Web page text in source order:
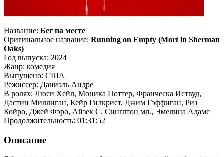
Название: Бег на месте
Оригинальное название: Running on Empty (Mort in Sherman
Oaks)
Год выпуска: 2024
Жанр: комедия
Выпущено: США
Режиссер: Даниэль Андре
В ролях: Люси Хейл, Моника Поттер, Франческа Иствуд,
Дастин Миллиган, Кейр Гилкрист, Джим Гэффиган, Риз
Койро, Джей Фэро, Айзек С. Синглтон мл., Эмелина Адамс
Продолжительность: 01:31:52
Описание